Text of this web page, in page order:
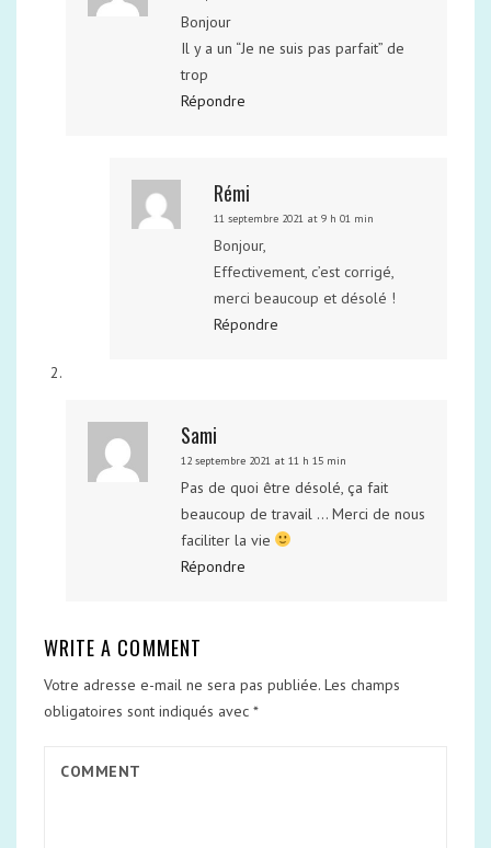
Bonjour
Il y a un “Je ne suis pas parfait” de
trop
Répondre
Rémi
11 septembre 2021 at 9 h 01 min
Bonjour,
Effectivement, c’est corrigé,
merci beaucoup et désolé !
Répondre
Sami
12 septembre 2021 at 11 h 15 min
Pas de quoi être désolé, ça fait
beaucoup de travail … Merci de nous
faciliter la vie
Répondre
WRITE A COMMENT
Votre adresse e-mail ne sera pas publiée. Les champs
obligatoires sont indiqués avec *